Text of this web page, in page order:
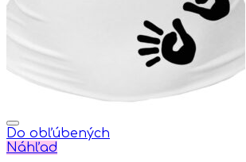
Do obľúbených
Náhľad